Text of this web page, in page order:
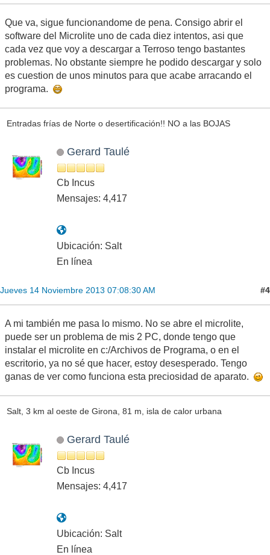
Que va, sigue funcionandome de pena. Consigo abrir el
software del Microlite uno de cada diez intentos, asi que
cada vez que voy a descargar a Terroso tengo bastantes
problemas. No obstante siempre he podido descargar y solo
es cuestion de unos minutos para que acabe arracando el
programa.
Entradas frías de Norte o desertificación!! NO a las BOJAS
Gerard Taulé
Cb Incus
Mensajes: 4,417
Ubicación: Salt
En línea
Jueves 14 Noviembre 2013 07:08:30 AM #4
A mi también me pasa lo mismo. No se abre el microlite,
puede ser un problema de mis 2 PC, donde tengo que
instalar el microlite en c:/Archivos de Programa, o en el
escritorio, ya no sé que hacer, estoy desesperado. Tengo
ganas de ver como funciona esta preciosidad de aparato.
Salt, 3 km al oeste de Girona, 81 m, isla de calor urbana
Gerard Taulé
Cb Incus
Mensajes: 4,417
Ubicación: Salt
En línea